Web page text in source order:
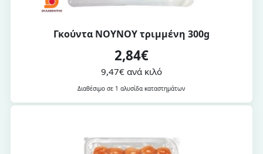
Γκούντα NOYNOY τριμμένη 300g
2,84€
9,47€ ανά κιλό
Διαθέσιμο σε 1 αλυσίδα καταστημάτων